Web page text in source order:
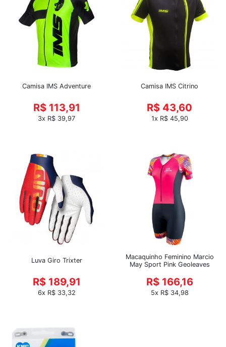
Camisa IMS Adventure
R$ 113,91
3x R$ 39,97
Camisa IMS Citrino
R$ 43,60
1x R$ 45,90
Luva Giro Trixter
R$ 189,91
6x R$ 33,32
Macaquinho Feminino Marcio
May Sport Pink Geoleaves
R$ 166,16
5x R$ 34,98